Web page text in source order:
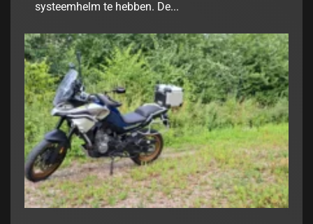
systeemhelm te hebben. De...